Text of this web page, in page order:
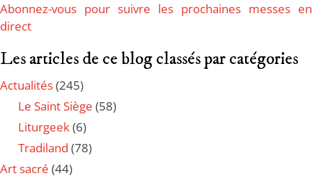
Abonnez-vous pour suivre les prochaines messes en
direct
Les articles de ce blog classés par catégories
Actualités(245)
Le Saint Siège (58)
Liturgeek(6)
Tradiland (78)
Art sacré (44)